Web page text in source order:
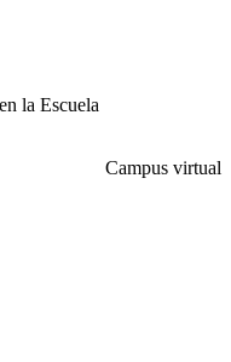
la Escuela
Campus virtual